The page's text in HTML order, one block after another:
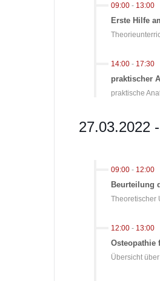
09:00 - 13:00
Erste Hilfe
14:00 - 17:30
praktischer
praktische
27.03.2022
09:00 - 12:00
Beurteilung
Theoretischer
12:00 - 13:00
Osteopathie
Übersicht